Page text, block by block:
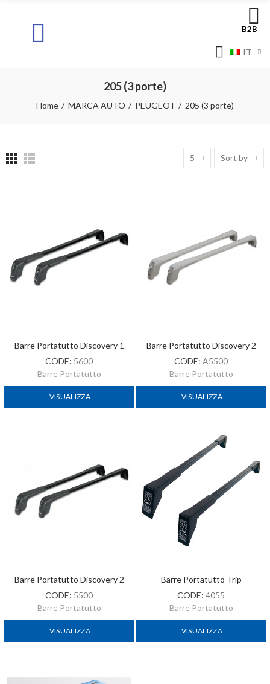
B2B
IT
205 (3 porte)
Home MARCA AUTO PEUGEOT 205 (3 porte)
5 Sort by
Barre Portatutto Discovery 1
CODE: 5600
Barre Portatutto
VISUALIZZA
Barre Portatutto Discovery 2
CODE: A5500
Barre Portatutto
VISUALIZZA
Barre Portatutto Discovery 2
CODE: 5500
Barre Portatutto
VISUALIZZA
Barre Portatutto Trip
CODE: 4055
Barre Portatutto
VISUALIZZA